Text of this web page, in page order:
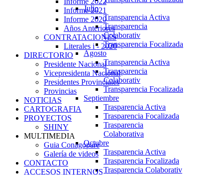
Julio
Transparencia Activa
Transparencia
Colaborativ
Transparencia Focalizada
Agosto
Transparencia Activa
Transparencia
Colaborativ
Transparencia Focalizada
Septiembre
Trasparencia Activa
Trasparencia Focalizada
Trasparencia
Colaborativa
Octubre
Trasparencia Activa
Trasparencia Focalizada
Trasparencia Colaborativ
Informe 2021
Informe 2020
Años Anteriores
CONTRATACIONES
Literales i - 2020
DIRECTORIO
Presidente Nacional
Vicepresidenta Nacional
Presidentes Provinciales
Provincias
NOTICIAS
CARTOGRAFIA
PROYECTOS
SHINY
MULTIMEDIA
Guia Conagopare
Galería de videos
CONTACTO
ACCESOS INTERNOS